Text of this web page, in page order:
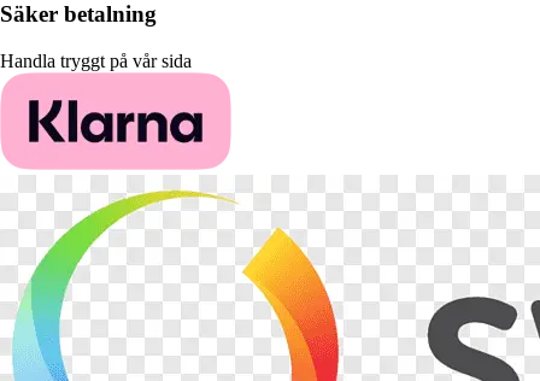
Säker betalning
Handla tryggt på vår sida